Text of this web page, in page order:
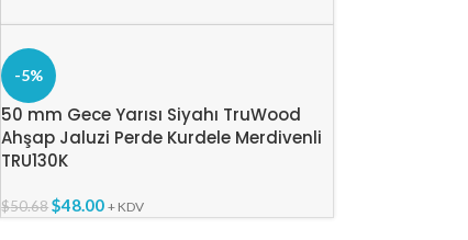
-5%
50 mm Gece Yarısı Siyahı TruWood
Ahşap Jaluzi Perde Kurdele Merdivenli
TRU130K
$50.68 $48.00 + KDV